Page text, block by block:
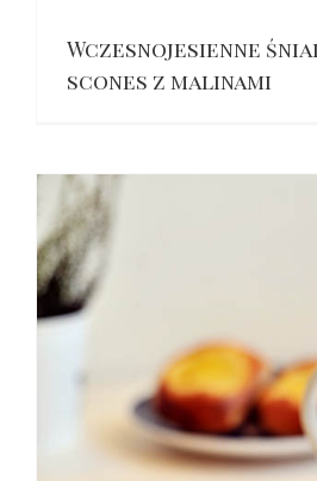
Wczesnojesienne
scones z malinami